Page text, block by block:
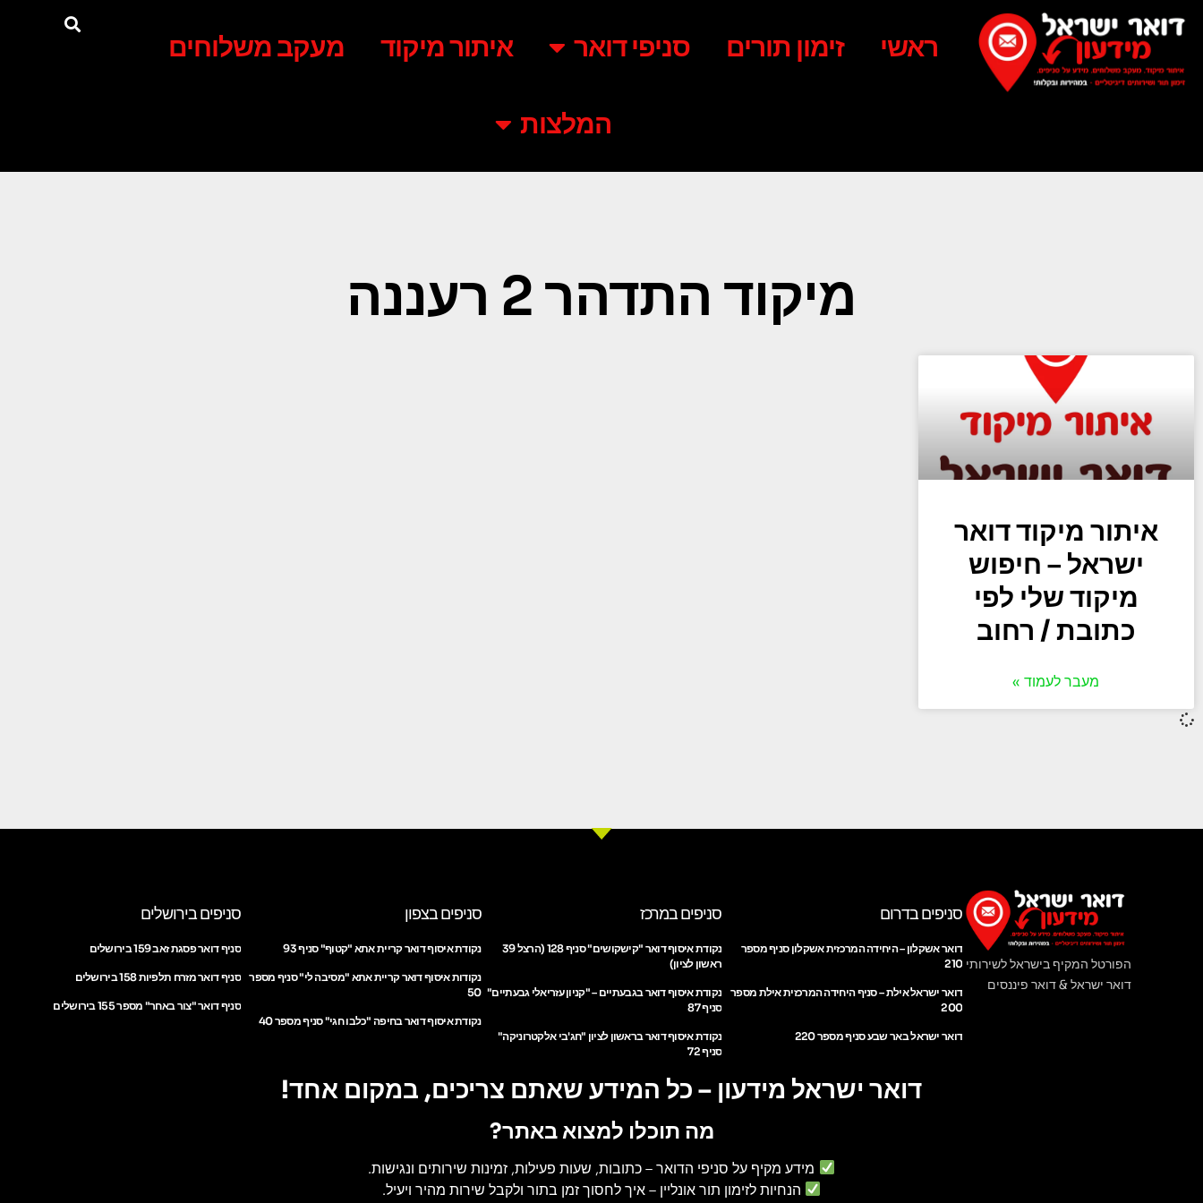
ראשי זימון תורים סניפי דואר איתור מיקוד מעקב משלוחים
המלצות
מיקוד התדהר 2 רעננה
איתור מיקוד דואר
ישראל – חיפוש
מיקוד שלי לפי
כתובת / רחוב
מעבר לעמוד »
הפורטל המקיף בישראל לשירותי
דואר ישראל & דואר פיננסים
סניפים בדרום
דואר אשקלון – היחידה המרכזית אשקלון סניף מספר
210
דואר ישראל אילת – סניף היחידה המרכזית אילת מספר
200
דואר ישראל באר שבע סניף מספר 220
סניפים במרכז
נקודת איסוף דואר "קישקושים" סניף 128 (הרצל 39
ראשון לציון)
נקודת איסוף דואר בגבעתיים – "קניון עזריאלי גבעתיים"
סניף 87
נקודת איסוף דואר בראשון לציון "חג'בי אלקטרוניקה"
סניף 72
סניפים בצפון
נקודת איסוף דואר קריית אתא "קטוף" סניף 93
נקודות איסוף דואר קריית אתא "מסיבה לי" סניף מספר
50
נקודת איסוף דואר בחיפה "כלבו חגי" סניף מספר 40
סניפים בירושלים
סניף דואר פסגת זאב 159 בירושלים
סניף דואר מזרח תלפיות 158 בירושלים
סניף דואר "צור באחר" מספר 155 בירושלים
דואר ישראל מידעון – כל המידע שאתם צריכים, במקום אחד!
מה תוכלו למצוא באתר?
מידע מקיף על סניפי הדואר– כתובות, שעות פעילות, זמינות שירותים ונגישות.
הנחיות לזימון תור אונליין – איך לחסוך זמן בתור ולקבל שירות מהיר ויעיל.